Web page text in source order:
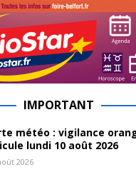
IMPORTANT
météo : vigilance
lundi 10 août 2026
2026